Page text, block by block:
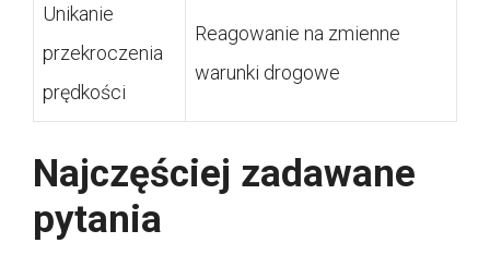
Unikanie
przekroczenia
prędkości
Reagowanie na zmienne
warunki drogowe
Najczęściej zadawane
pytania